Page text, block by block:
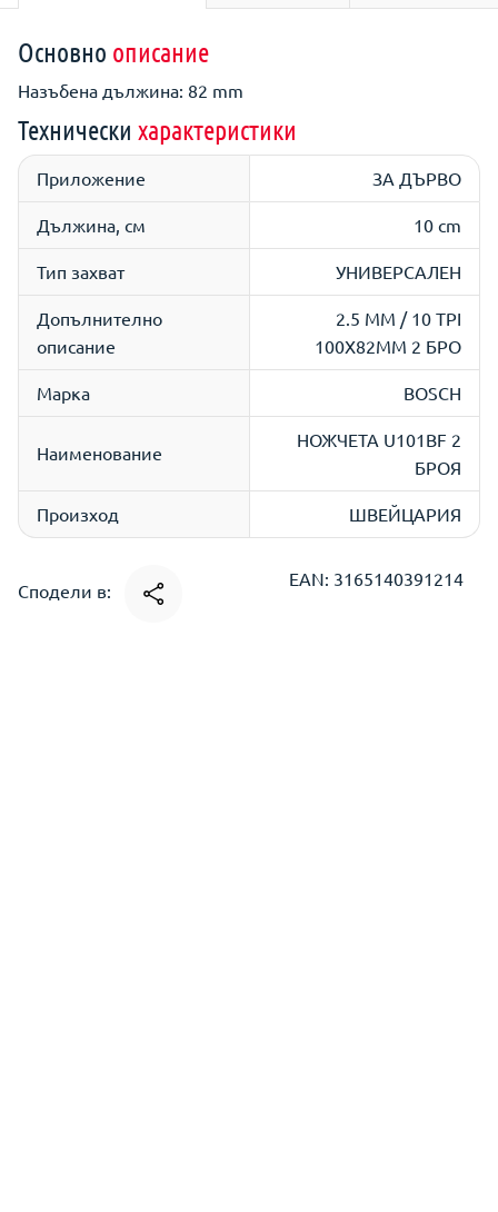
Основно описание
Назъбена дължина: 82 mm
Технически характеристики
Приложение ЗА ДЪРВО
Дължина, см 10 cm
Тип захват УНИВЕРСАЛЕН
Допълнително
описание
2.5 MM / 10 TPI
100X82MM 2 БРО
Марка BOSCH
Наименование
НОЖЧЕТА U101BF 2
БРОЯ
Произход ШВЕЙЦАРИЯ
Сподели в:
EAN: 3165140391214